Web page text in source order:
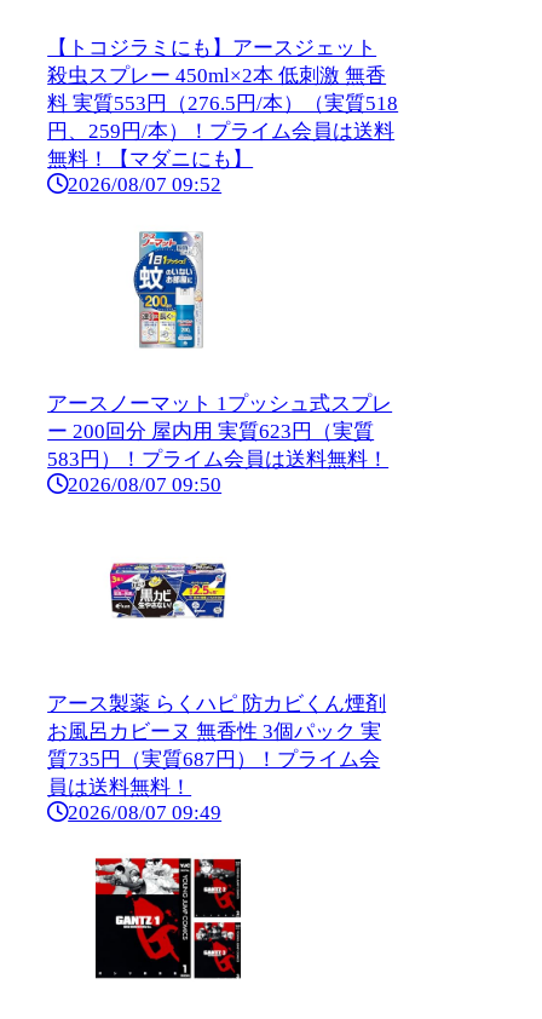
【トコジラミにも】アースジェット
殺虫スプレー 450ml×2本 低刺激 無香
料 実質553円（276.5円/本）（実質518
円、259円/本）！プライム会員は送料
無料！【マダニにも】
2026/08/07 09:52
アースノーマット 1プッシュ式スプレ
ー 200回分 屋内用 実質623円（実質
583円）！プライム会員は送料無料！
2026/08/07 09:50
アース製薬 らくハピ 防カビくん煙剤
お風呂カビーヌ 無香性 3個パック 実
質735円（実質687円）！プライム会
員は送料無料！
2026/08/07 09:49